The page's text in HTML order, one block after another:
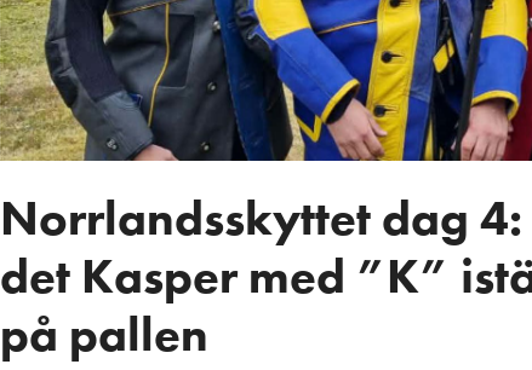
Norrlandsskyttet dag
det Kasper med ”K”
på pallen